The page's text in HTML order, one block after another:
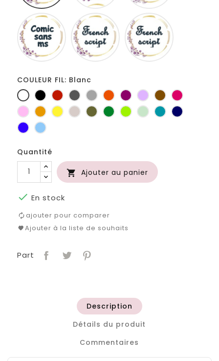
Comic
sans
ms
French
script
COULEUR FIL: Blanc
BlancNoir RougeGris
foncé
Gris
clair
Orange
PruneLilasMarronFuchsia
RoseJaune
d'or
jauneFicelleKaki Vert
bouteille
Anis Vert
d'eau
Turquoise
Marine
Bleu
roi
Bleu
Quantité
 Ajouter au panier
 En stock
ajouter pour comparer
Ajouter à la liste de souhaits
Part
Description
Détails du produit
Commentaires